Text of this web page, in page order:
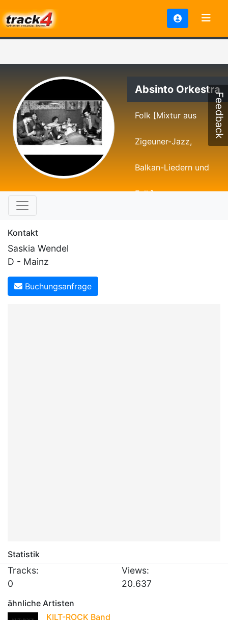
Absinto Orkestra
Folk [Mixtur aus
Zigeuner-Jazz,
Balkan-Liedern und
Folk]
Kontakt
Saskia Wendel
D - Mainz
Buchungsanfrage
Statistik
Tracks:
0
Views:
20.637
ähnliche Artisten
KILT-ROCK Band
Feedback